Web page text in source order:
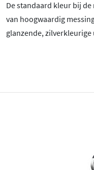
De standaard kleur bij
van hoogwaardig
glanzende,